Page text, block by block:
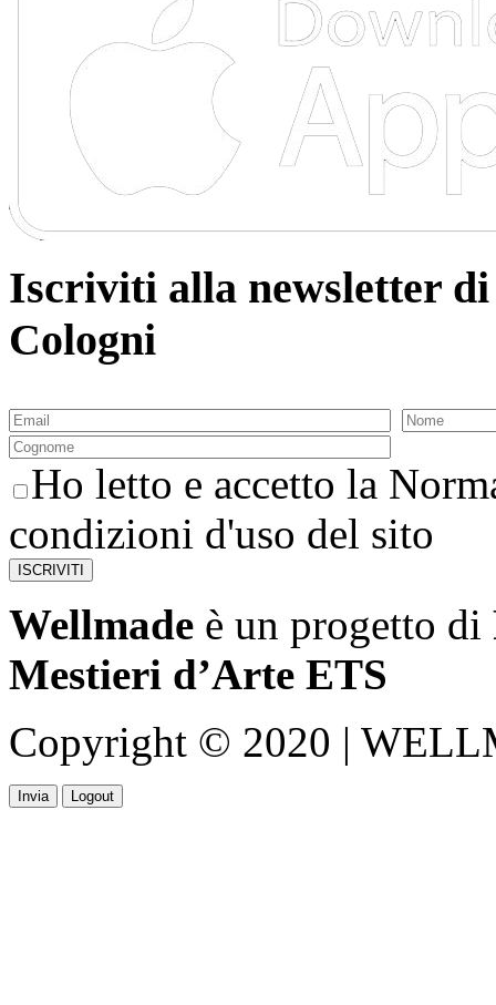
Iscriviti alla newsletter di
Cologni
Ho letto e accetto la
condizioni d'uso del sito
Wellmade è un progetto di
Mestieri d’Arte ETS
Copyright © 2020 |
Invia Logout